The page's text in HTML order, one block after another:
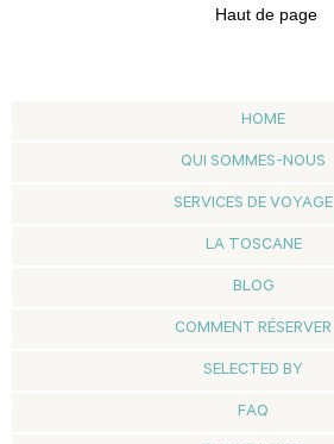
Haut de page
HOME
QUI SOMMES-NOUS
SERVICES DE VOYAGE
LA TOSCANE
BLOG
COMMENT RÉSERVER
SELECTED BY
FAQ